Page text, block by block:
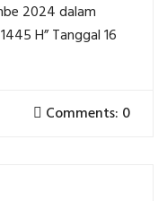
2024 dalam
H” Tanggal 16
Comments: 0